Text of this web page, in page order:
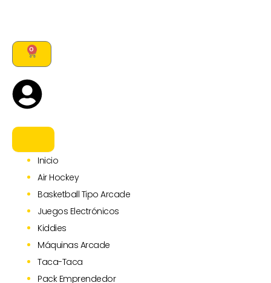
contenido
0CARRITO
Inicio
Air Hockey
Basketball Tipo Arcade
Juegos Electrónicos
Kiddies
Máquinas Arcade
Taca-Taca
Pack Emprendedor